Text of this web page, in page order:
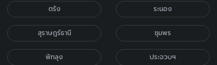
ตรัง ระนอง
สุราษฎร์ธานี ชุมพร
พัทลุง ประจวบฯ